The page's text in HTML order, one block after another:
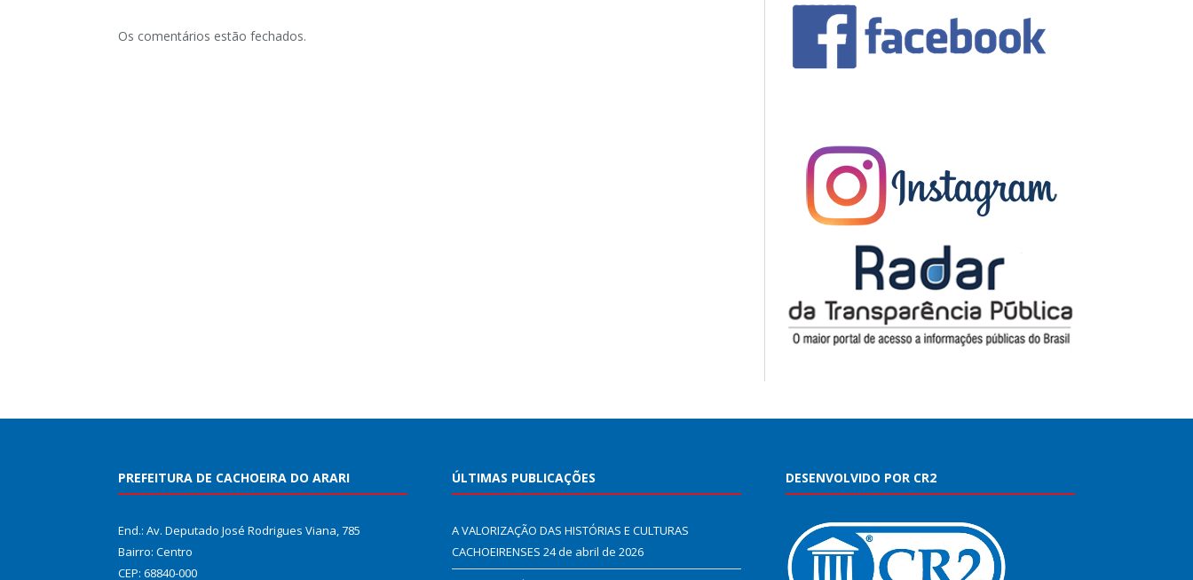
Os comentários estão fechados.
PREFEITURA DE CACHOEIRA DO ARARI
End.: Av. Deputado José Rodrigues Viana, 785
Bairro: Centro
CEP: 68840-000
ÚLTIMAS PUBLICAÇÕES
A VALORIZAÇÃO DAS HISTÓRIAS E CULTURAS
CACHOEIRENSES 24 de abril de 2026
DESENVOLVIDO POR CR2